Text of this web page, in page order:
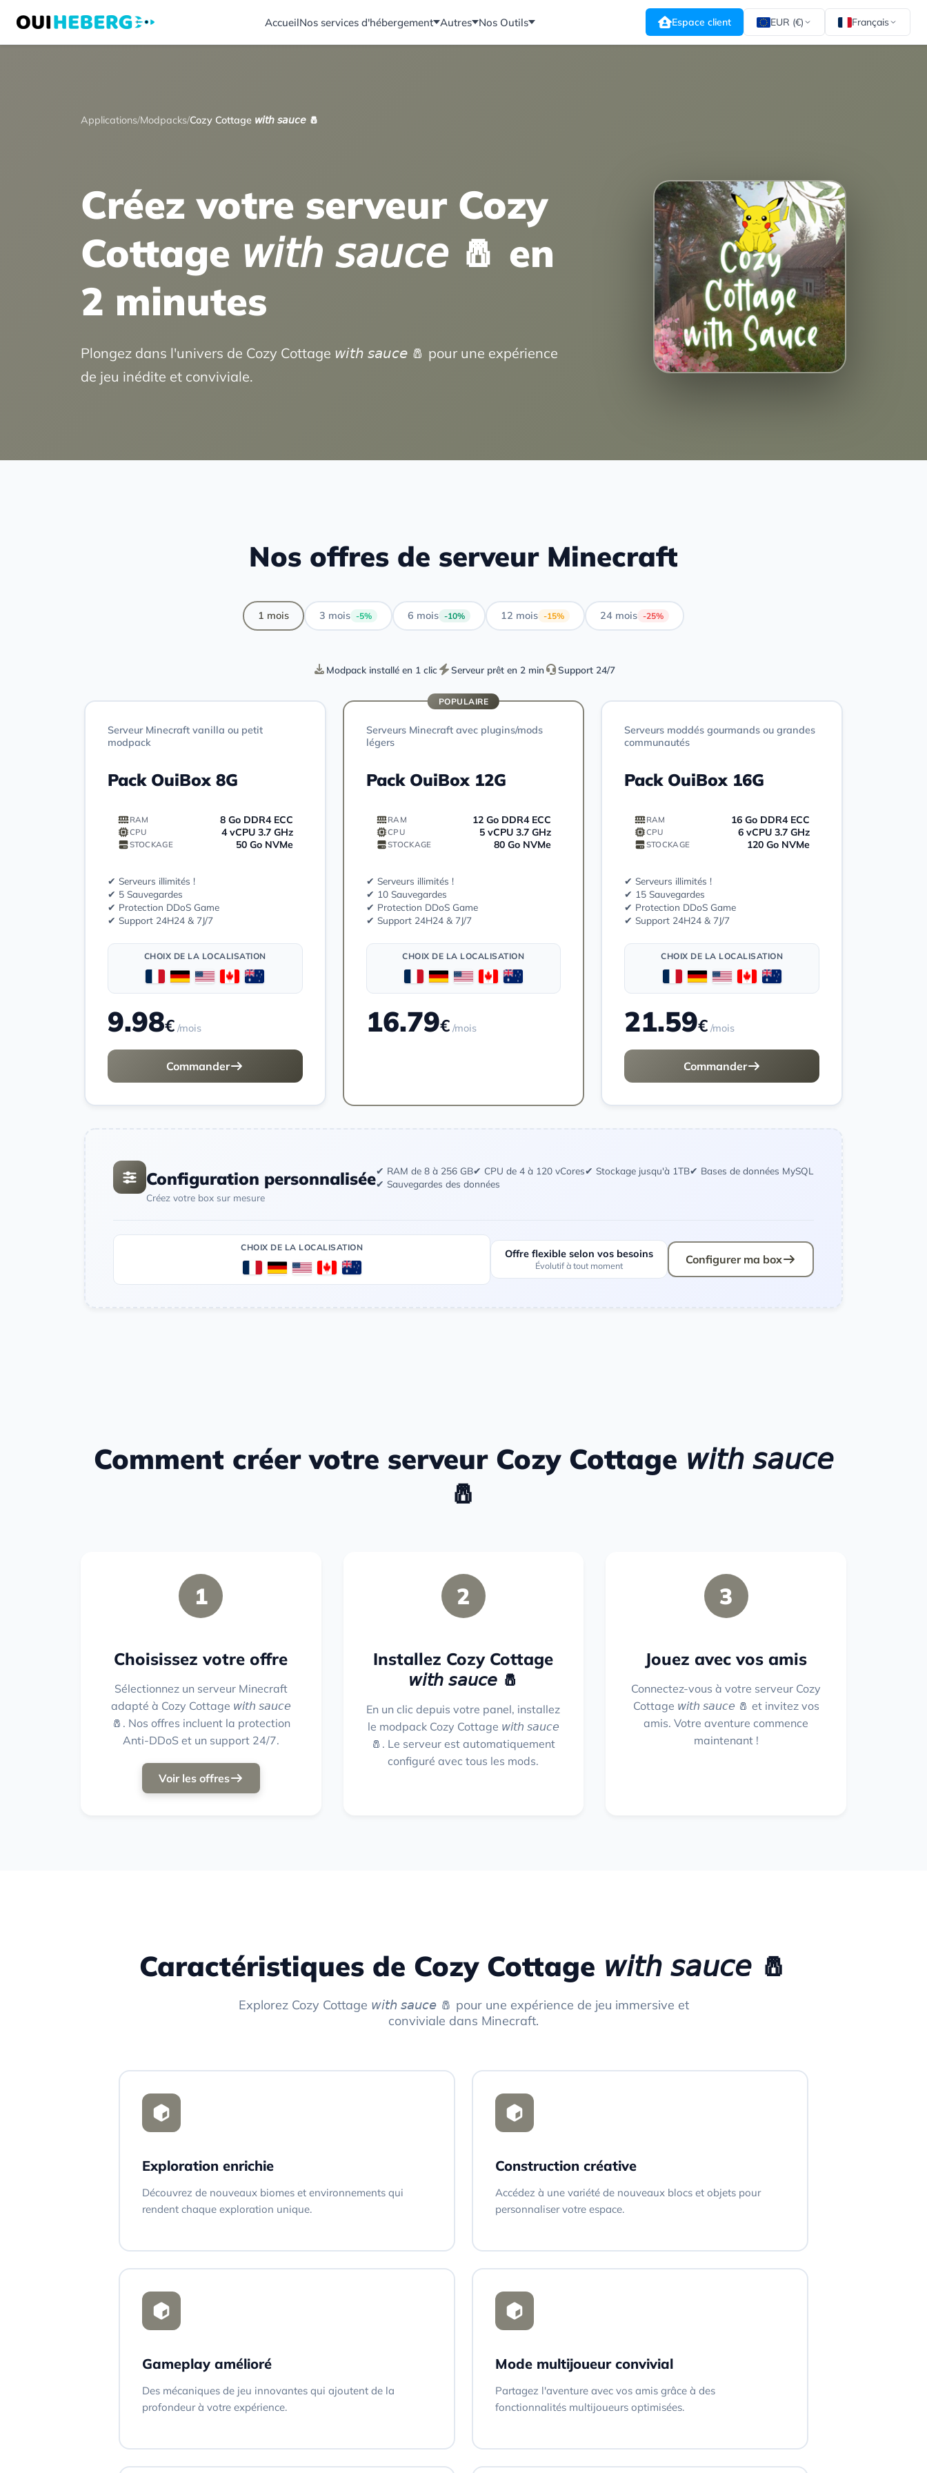
AccueilNos services d'hébergement Autres Nos Outils Espace client EUR (€) Français
Applications/Modpacks/Cozy Cottage 𝘸𝘪𝘵𝘩 𝘴𝘢𝘶𝘤𝘦 🧂
Créez votre serveur Cozy
Cottage 𝘸𝘪𝘵𝘩 𝘴𝘢𝘶𝘤𝘦 🧂 en
2 minutes
Plongez dans l'univers de Cozy Cottage 𝘸𝘪𝘵𝘩 𝘴𝘢𝘶𝘤𝘦 🧂 pour une expérience
de jeu inédite et conviviale.
Nos offres de serveur Minecraft
1 mois 3 mois -5% 6 mois -10% 12 mois -15% 24 mois -25%
Modpack installé en 1 clic Serveur prêt en 2 min Support 24/7
Serveur Minecraft vanilla ou petit
modpack
Pack OuiBox 8G
RAM 8 Go DDR4 ECC
CPU 4 vCPU 3.7 GHz
STOCKAGE 50 Go NVMe
✔ Serveurs illimités !
✔ 5 Sauvegardes
✔ Protection DDoS Game
✔ Support 24H24 & 7J/7
CHOIX DE LA LOCALISATION
9.98€ /mois
Commander
POPULAIRE
Serveurs Minecraft avec plugins/mods
légers
Pack OuiBox 12G
RAM 12 Go DDR4 ECC
CPU 5 vCPU 3.7 GHz
STOCKAGE 80 Go NVMe
✔ Serveurs illimités !
✔ 10 Sauvegardes
✔ Protection DDoS Game
✔ Support 24H24 & 7J/7
CHOIX DE LA LOCALISATION
16.79€ /mois
Serveurs moddés gourmands ou grandes
communautés
Pack OuiBox 16G
RAM 16 Go DDR4 ECC
CPU 6 vCPU 3.7 GHz
STOCKAGE 120 Go NVMe
✔ Serveurs illimités !
✔ 15 Sauvegardes
✔ Protection DDoS Game
✔ Support 24H24 & 7J/7
CHOIX DE LA LOCALISATION
21.59€ /mois
Commander
Configuration personnalisée
Créez votre box sur mesure
✔ RAM de 8 à 256 GB✔ CPU de 4 à 120 vCores✔ Stockage jusqu'à 1TB✔ Bases de données MySQL
✔ Sauvegardes des données
CHOIX DE LA LOCALISATION
Offre flexible selon vos besoins
Évolutif à tout moment Configurer ma box
Comment créer votre serveur Cozy Cottage 𝘸𝘪𝘵𝘩 𝘴𝘢𝘶𝘤𝘦
🧂
1
Choisissez votre offre
Sélectionnez un serveur Minecraft
adapté à Cozy Cottage 𝘸𝘪𝘵𝘩 𝘴𝘢𝘶𝘤𝘦
🧂. Nos offres incluent la protection
Anti-DDoS et un support 24/7.
Voir les offres
2
Installez Cozy Cottage
𝘸𝘪𝘵𝘩 𝘴𝘢𝘶𝘤𝘦 🧂
En un clic depuis votre panel, installez
le modpack Cozy Cottage 𝘸𝘪𝘵𝘩 𝘴𝘢𝘶𝘤𝘦
🧂. Le serveur est automatiquement
configuré avec tous les mods.
3
Jouez avec vos amis
Connectez-vous à votre serveur Cozy
Cottage 𝘸𝘪𝘵𝘩 𝘴𝘢𝘶𝘤𝘦 🧂 et invitez vos
amis. Votre aventure commence
maintenant !
Caractéristiques de Cozy Cottage 𝘸𝘪𝘵𝘩 𝘴𝘢𝘶𝘤𝘦 🧂
Explorez Cozy Cottage 𝘸𝘪𝘵𝘩 𝘴𝘢𝘶𝘤𝘦 🧂 pour une expérience de jeu immersive et
conviviale dans Minecraft.
Exploration enrichie
Découvrez de nouveaux biomes et environnements qui
rendent chaque exploration unique.
Construction créative
Accédez à une variété de nouveaux blocs et objets pour
personnaliser votre espace.
Gameplay amélioré
Des mécaniques de jeu innovantes qui ajoutent de la
profondeur à votre expérience.
Mode multijoueur convivial
Partagez l'aventure avec vos amis grâce à des
fonctionnalités multijoueurs optimisées.